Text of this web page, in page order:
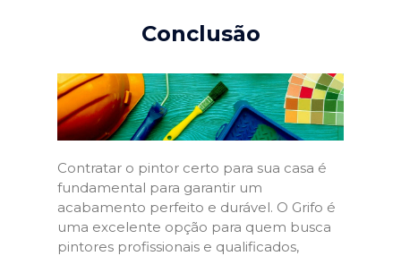
Conclusão
Contratar o pintor certo para sua casa é
fundamental para garantir um
acabamento perfeito e durável. O Grifo é
uma excelente opção para quem busca
pintores profissionais e qualificados,